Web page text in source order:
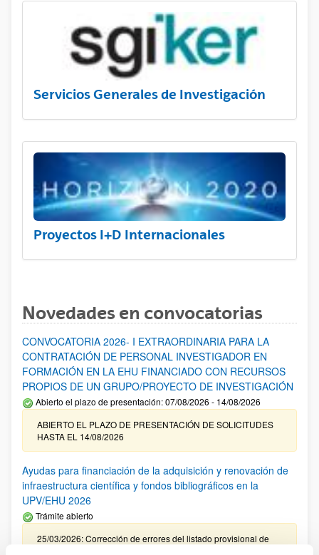
Servicios Generales de Investigación
Proyectos I+D Internacionales
Novedades en convocatorias
CONVOCATORIA 2026- I EXTRAORDINARIA PARA LA
CONTRATACIÓN DE PERSONAL INVESTIGADOR EN
FORMACIÓN EN LA EHU FINANCIADO CON RECURSOS
PROPIOS DE UN GRUPO/PROYECTO DE INVESTIGACIÓN
Abierto el plazo de presentación: 07/08/2026 - 14/08/2026
ABIERTO EL PLAZO DE PRESENTACIÓN DE SOLICITUDES
HASTA EL 14/08/2026
Ayudas para financiación de la adquisición y renovación de
infraestructura científica y fondos bibliográficos en la
UPV/EHU 2026
Trámite abierto
25/03/2026: Corrección de errores del listado provisional de